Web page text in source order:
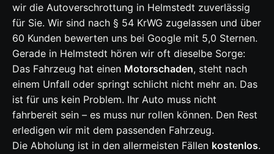
wir die Autoverschrottung in Helmstedt zuverlässig
für Sie. Wir sind nach § 54 KrWG zugelassen und über
60 Kunden bewerten uns bei Google mit 5,0 Sternen.
Gerade in Helmstedt hören wir oft dieselbe Sorge:
Das Fahrzeug hat einen Motorschaden, steht nach
einem Unfall oder springt schlicht nicht mehr an. Das
ist für uns kein Problem. Ihr Auto muss nicht
fahrbereit sein – es muss nur rollen können. Den Rest
erledigen wir mit dem passenden Fahrzeug.
Die Abholung ist in den allermeisten Fällen kostenlos.